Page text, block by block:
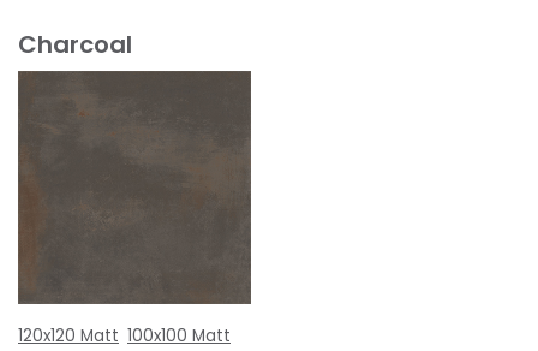
Charcoal
120x120 Matt 100x100 Matt